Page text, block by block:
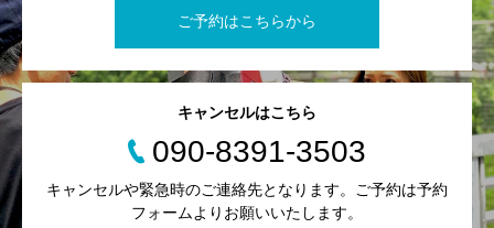
ご予約はこちらから
キャンセルはこちら
090-8391-3503
キャンセルや緊急時のご連絡先となります。ご予約は予約
フォームよりお願いいたします。